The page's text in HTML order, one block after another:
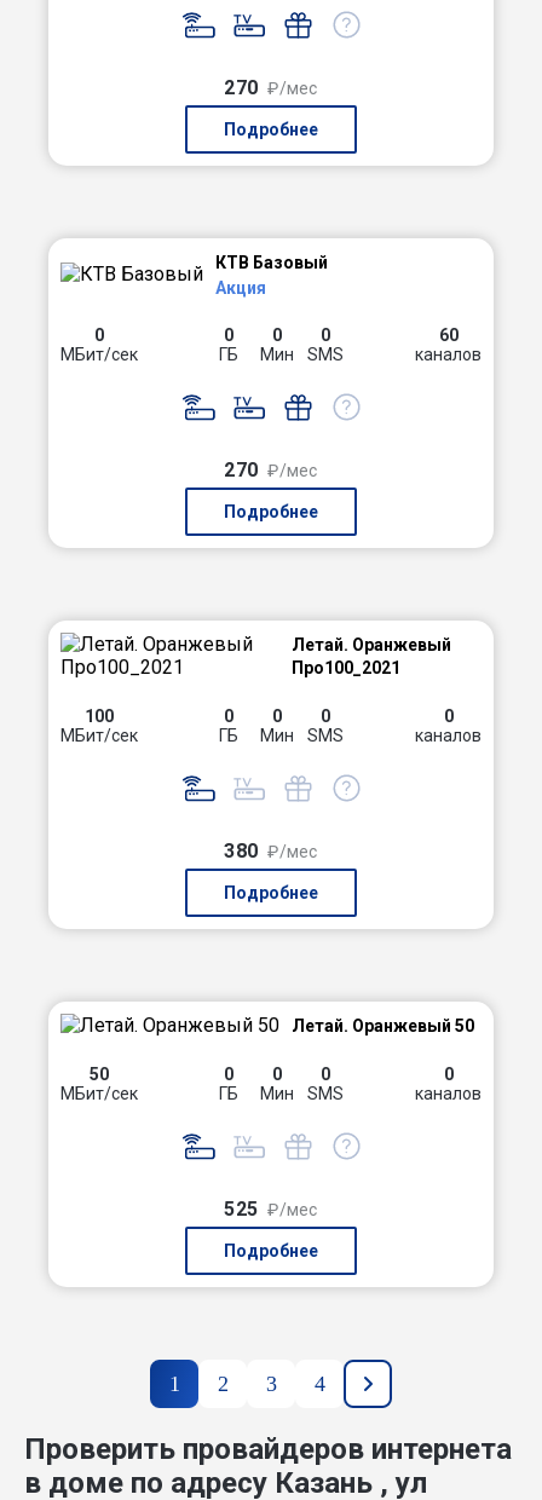
270 ₽/мес
Подробнее
КТВ Базовый
Акция
0
МБит/сек
0
ГБ
0
Мин
0
SMS
60
каналов
270 ₽/мес
Подробнее
Летай. Оранжевый
Про100_2021
100
МБит/сек
0
ГБ
0
Мин
0
SMS
0
каналов
380 ₽/мес
Подробнее
Летай. Оранжевый 50
50
МБит/сек
0
ГБ
0
Мин
0
SMS
0
каналов
525 ₽/мес
Подробнее
1 2 3 4
Проверить провайдеров интернета
в доме по адресу Казань , ул